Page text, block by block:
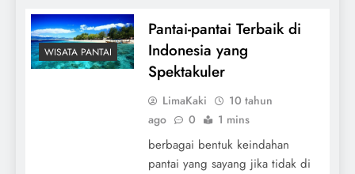
WISATA PANTAI
Pantai-pantai Terbaik di
Indonesia yang
Spektakuler
LimaKaki
10 tahun
ago
0 1 mins
berbagai bentuk keindahan
pantai yang sayang jika tidak di